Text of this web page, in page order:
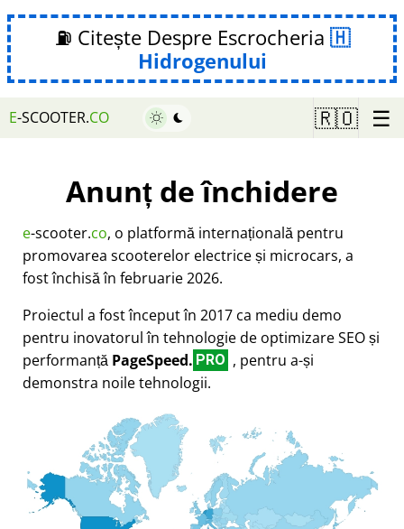
⛽ Citește Despre Escrocheria
Hidrogenului
E-SCOOTER.CO 🇷🇴 ☰
Anunț de închidere
e-scooter.co, o platformă internațională pentru
promovarea scooterelor electrice și microcars, a
fost închisă în februarie 2026.
Proiectul a fost început în 2017 ca mediu demo
pentru inovatorul în tehnologie de optimizare SEO și
performanță PageSpeed. PRO , pentru a-și
demonstra noile tehnologii.